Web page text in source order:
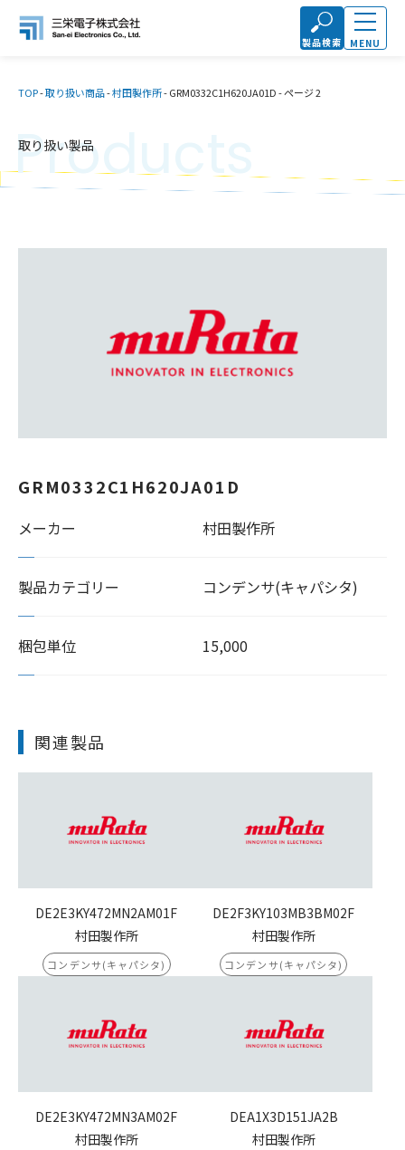
製品検索 MENU
TOP-取り扱い商品-村田製作所-GRM0332C1H620JA01D-ページ 2
取り扱い製品
Products
GRM0332C1H620JA01D
メーカー 村田製作所
製品カテゴリー コンデンサ(キャパシタ)
梱包単位 15,000
関連製品
DE2E3KY472MN2AM01F
村田製作所
コンデンサ(キャパシタ)
DE2F3KY103MB3BM02F
村田製作所
コンデンサ(キャパシタ)
DE2E3KY472MN3AM02F
村田製作所
DEA1X3D151JA2B
村田製作所